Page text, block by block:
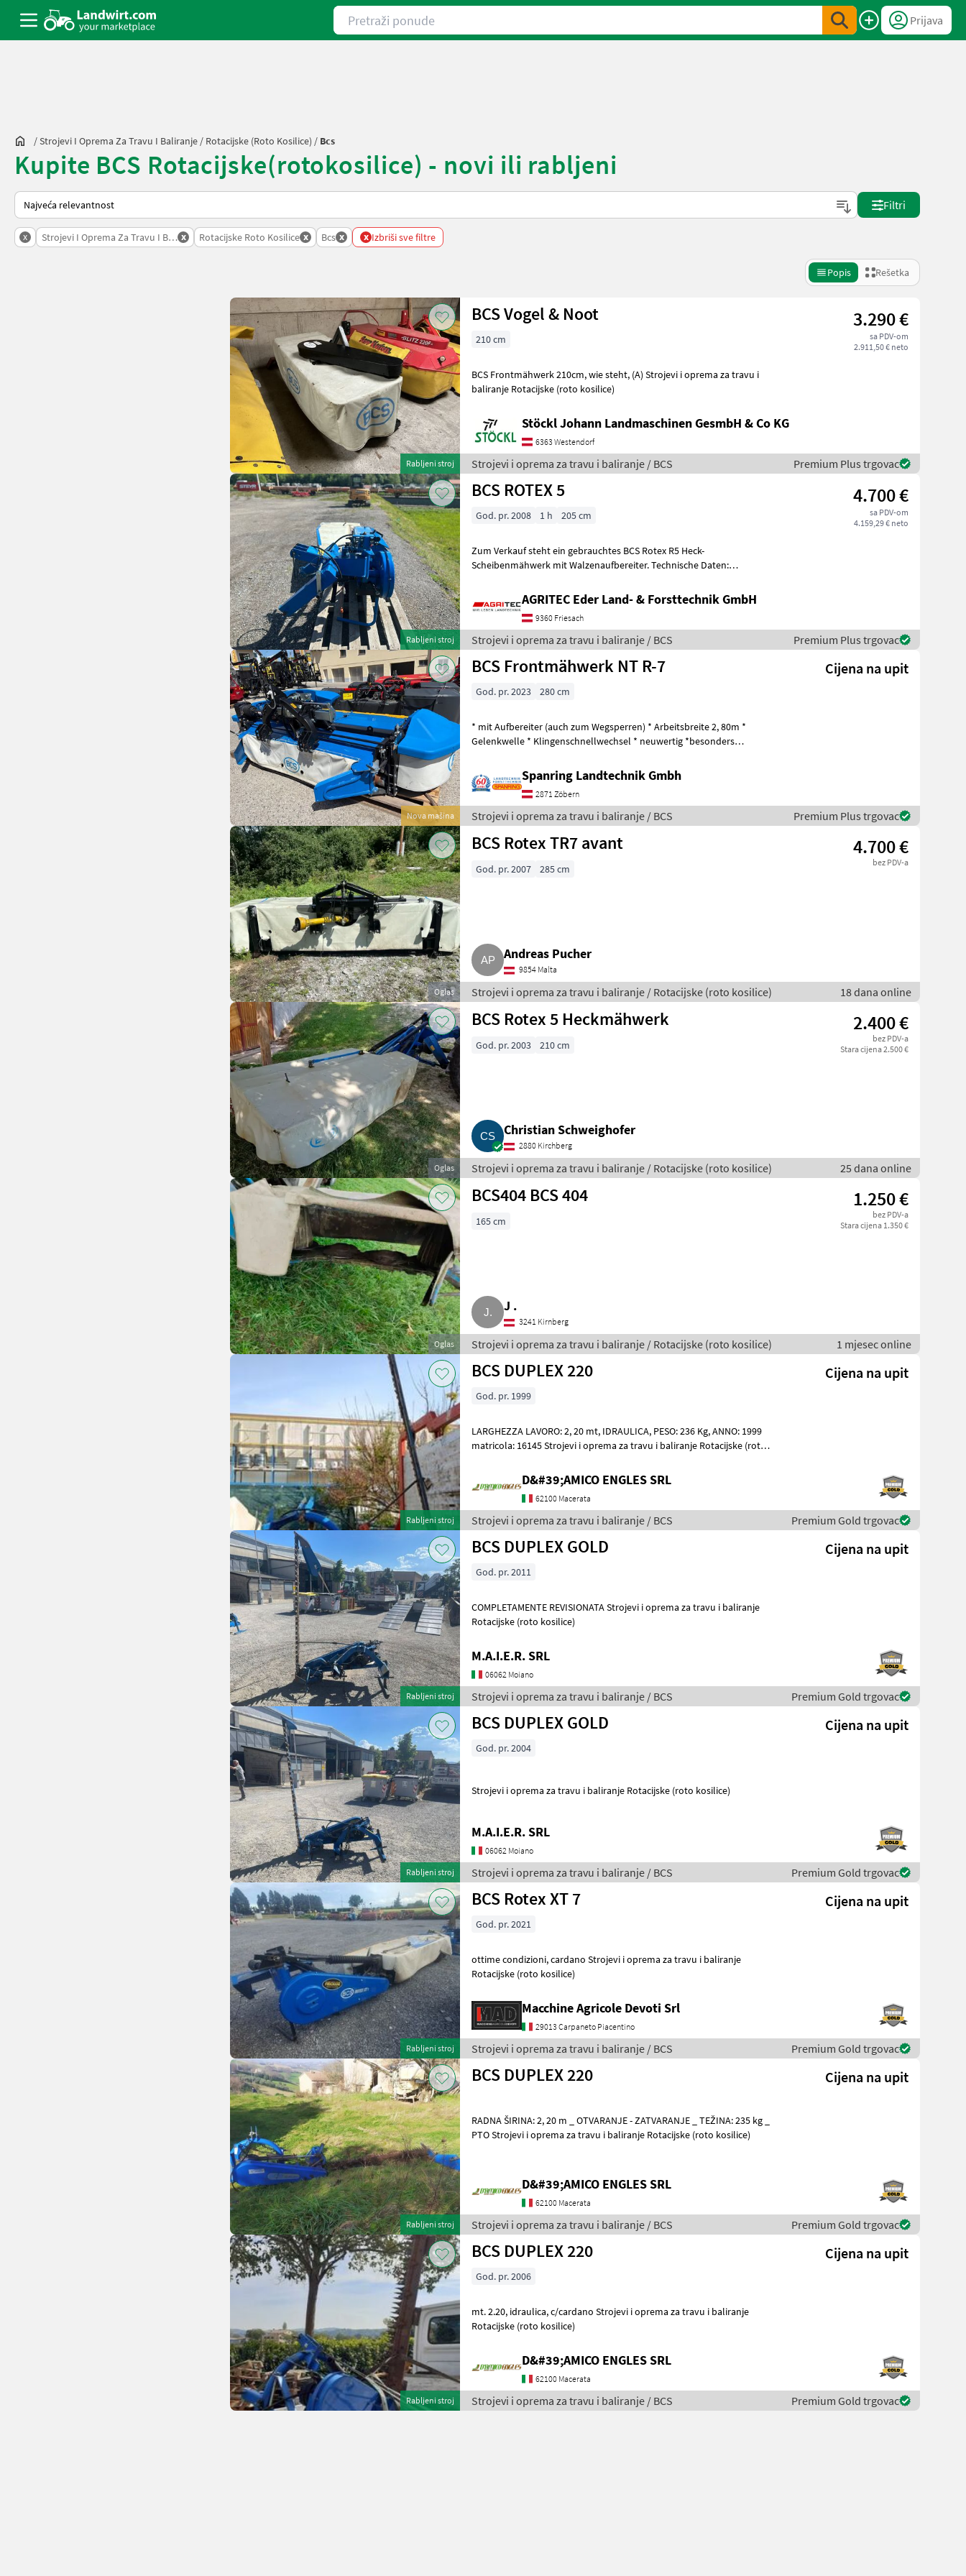
Pretraži ponude
Prijava
/Strojevi I Oprema Za Travu I Baliranje / Rotacijske (roto Kosilice) / Bcs
Kupite BCS Rotacijske(rotokosilice) - novi ili rabljeni
Tako se sortira na Landwirt.com
Filtri
x Strojevi I Oprema Za Travu I Baliranje
x Rotacijske Roto Kosilice x Bcs x x Izbriši sve filtre
Popis Rešetka
Rabljeni stroj
BCS Vogel & Noot 3.290 €
sa PDV-om
2.911,50 € neto
210 cm
BCS Frontmähwerk 210cm, wie steht, (A) Strojevi i oprema za travu i
baliranje Rotacijske (roto kosilice)
Stöckl Johann Landmaschinen GesmbH & Co KG
6363 Westendorf
Strojevi i oprema za travu i baliranje / BCS Premium Plus trgovac
Rabljeni stroj
BCS ROTEX 5 4.700 €
sa PDV-om
4.159,29 € neto
God. pr. 2008 1 h 205 cm
Zum Verkauf steht ein gebrauchtes BCS Rotex R5 Heck-
Scheibenmähwerk mit Walzenaufbereiter. Technische Daten:
AGRITEC Eder Land- & Forsttechnik GmbH
9360 Friesach
Strojevi i oprema za travu i baliranje / BCS Premium Plus trgovac
Nova mašina
BCS Frontmähwerk NT R-7 Cijena na upit
God. pr. 2023 280 cm
* mit Aufbereiter (auch zum Wegsperren) * Arbeitsbreite 2, 80m *
Gelenkwelle * Klingenschnellwechsel * neuwertig *besonders
Spanring Landtechnik Gmbh
2871 Zöbern
Strojevi i oprema za travu i baliranje / BCS Premium Plus trgovac
Oglas
BCS Rotex TR7 avant 4.700 €
bez PDV-a
God. pr. 2007 285 cm
Andreas Pucher
9854 Malta
Strojevi i oprema za travu i baliranje / Rotacijske (roto kosilice) 18 dana online
Oglas
BCS Rotex 5 Heckmähwerk 2.400 €
bez PDV-a
Stara cijena 2.500 €
God. pr. 2003 210 cm
Christian Schweighofer
2880 Kirchberg
Strojevi i oprema za travu i baliranje / Rotacijske (roto kosilice) 25 dana online
Oglas
BCS404 BCS 404 1.250 €
bez PDV-a
Stara cijena 1.350 €
165 cm
J .
3241 Kirnberg
Strojevi i oprema za travu i baliranje / Rotacijske (roto kosilice) 1 mjesec online
Rabljeni stroj
BCS DUPLEX 220 Cijena na upit
God. pr. 1999
LARGHEZZA LAVORO: 2, 20 mt, IDRAULICA, PESO: 236 Kg, ANNO: 1999
matricola: 16145 Strojevi i oprema za travu i baliranje Rotacijske (roto
D&#39;AMICO ENGLES SRL
62100 Macerata
Strojevi i oprema za travu i baliranje / BCS Premium Gold trgovac
Rabljeni stroj
BCS DUPLEX GOLD Cijena na upit
God. pr. 2011
COMPLETAMENTE REVISIONATA Strojevi i oprema za travu i baliranje
Rotacijske (roto kosilice)
M.A.I.E.R. SRL
06062 Moiano
Strojevi i oprema za travu i baliranje / BCS Premium Gold trgovac
Rabljeni stroj
BCS DUPLEX GOLD Cijena na upit
God. pr. 2004
Strojevi i oprema za travu i baliranje Rotacijske (roto kosilice)
M.A.I.E.R. SRL
06062 Moiano
Strojevi i oprema za travu i baliranje / BCS Premium Gold trgovac
Rabljeni stroj
BCS Rotex XT 7 Cijena na upit
God. pr. 2021
ottime condizioni, cardano Strojevi i oprema za travu i baliranje
Rotacijske (roto kosilice)
Macchine Agricole Devoti Srl
29013 Carpaneto Piacentino
Strojevi i oprema za travu i baliranje / BCS Premium Gold trgovac
Rabljeni stroj
BCS DUPLEX 220 Cijena na upit
RADNA ŠIRINA: 2, 20 m _ OTVARANJE - ZATVARANJE _ TEŽINA: 235 kg _
PTO Strojevi i oprema za travu i baliranje Rotacijske (roto kosilice)
D&#39;AMICO ENGLES SRL
62100 Macerata
Strojevi i oprema za travu i baliranje / BCS Premium Gold trgovac
Rabljeni stroj
BCS DUPLEX 220 Cijena na upit
God. pr. 2006
mt. 2.20, idraulica, c/cardano Strojevi i oprema za travu i baliranje
Rotacijske (roto kosilice)
D&#39;AMICO ENGLES SRL
62100 Macerata
Strojevi i oprema za travu i baliranje / BCS Premium Gold trgovac